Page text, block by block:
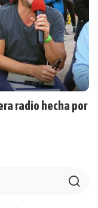
radio hecha por